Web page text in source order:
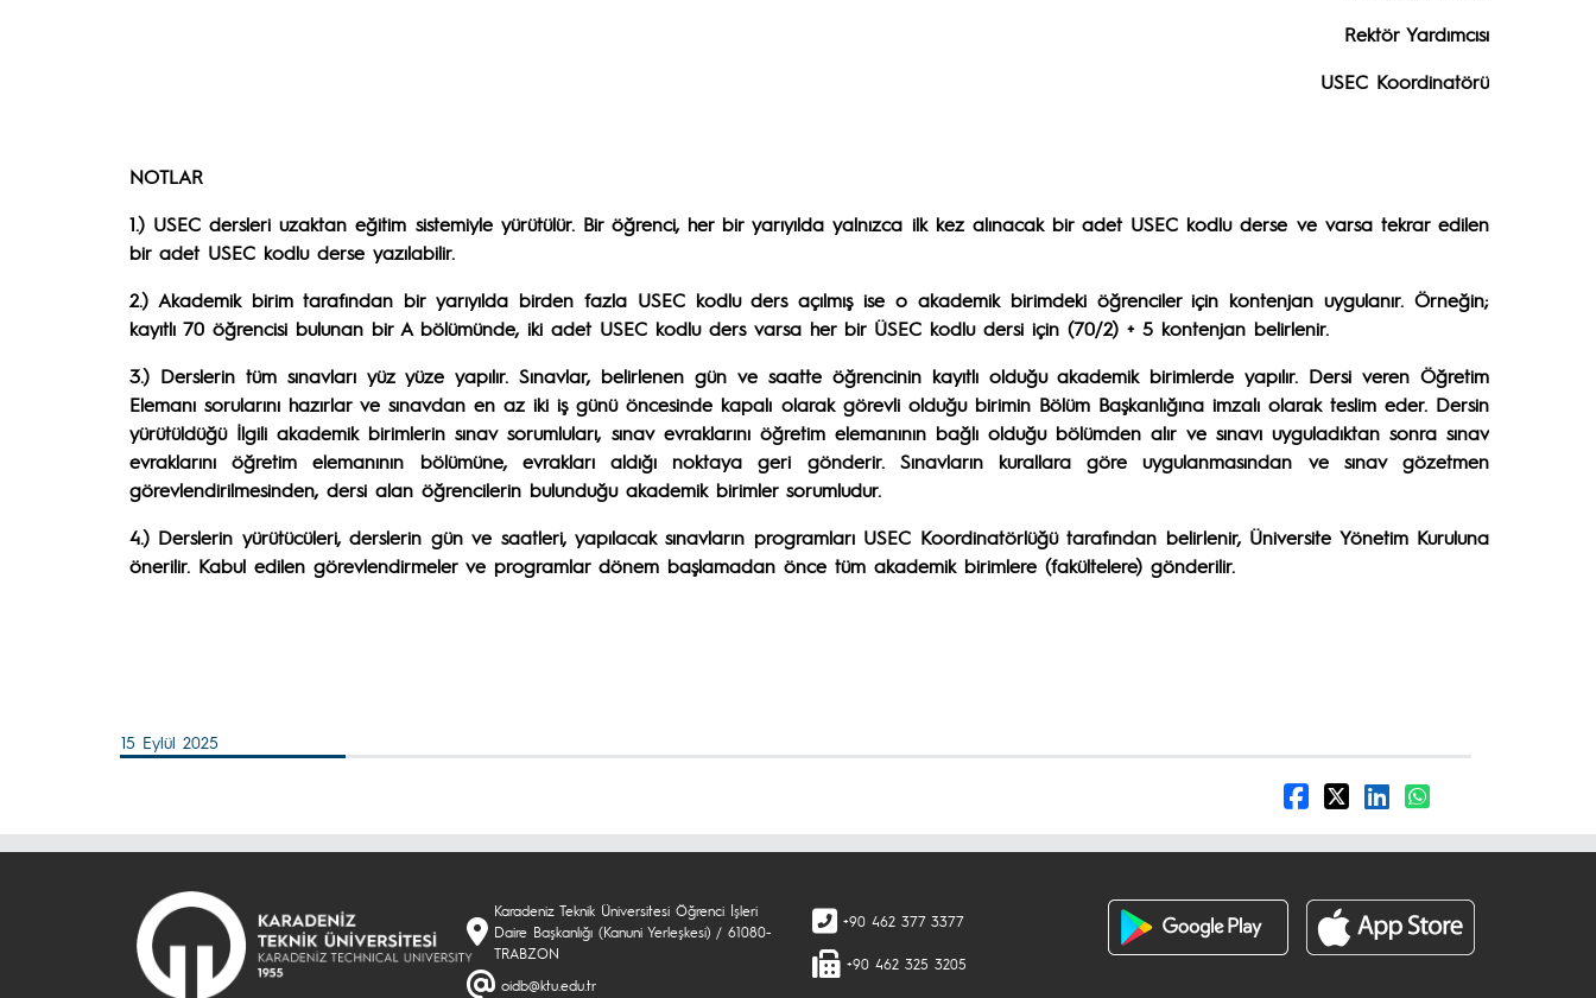
Rektör Yardımcısı
USEC Koordinatörü
NOTLAR
1.) USEC dersleri uzaktan eğitim sistemiyle yürütülür. Bir öğrenci, her bir yarıyılda yalnızca ilk kez alınacak bir adet USEC kodlu derse ve varsa tekrar edilen
bir adet USEC kodlu derse yazılabilir.
2.) Akademik birim tarafından bir yarıyılda birden fazla USEC kodlu ders açılmış ise o akademik birimdeki öğrenciler için kontenjan uygulanır. Örneğin;
kayıtlı 70 öğrencisi bulunan bir A bölümünde, iki adet USEC kodlu ders varsa her bir ÜSEC kodlu dersi için (70/2) + 5 kontenjan belirlenir.
3.) Derslerin tüm sınavları yüz yüze yapılır. Sınavlar, belirlenen gün ve saatte öğrencinin kayıtlı olduğu akademik birimlerde yapılır. Dersi veren Öğretim
Elemanı sorularını hazırlar ve sınavdan en az iki iş günü öncesinde kapalı olarak görevli olduğu birimin Bölüm Başkanlığına imzalı olarak teslim eder. Dersin
yürütüldüğü İlgili akademik birimlerin sınav sorumluları, sınav evraklarını öğretim elemanının bağlı olduğu bölümden alır ve sınavı uyguladıktan sonra sınav
evraklarını öğretim elemanının bölümüne, evrakları aldığı noktaya geri gönderir. Sınavların kurallara göre uygulanmasından ve sınav gözetmen
görevlendirilmesinden, dersi alan öğrencilerin bulunduğu akademik birimler sorumludur.
4.) Derslerin yürütücüleri, derslerin gün ve saatleri, yapılacak sınavların programları USEC Koordinatörlüğü tarafından belirlenir, Üniversite Yönetim Kuruluna
önerilir. Kabul edilen görevlendirmeler ve programlar dönem başlamadan önce tüm akademik birimlere (fakültelere) gönderilir.
15 Eylül 2025
Karadeniz Teknik Üniversitesi Öğrenci İşleri
Daire Başkanlığı (Kanuni Yerleşkesi) / 61080-
TRABZON
oidb@ktu.edu.tr
+90 462 377 3377
+90 462 325 3205